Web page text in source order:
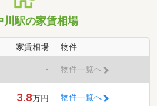
川駅の家賃相場
家賃相場 物件
- 物件一覧へ
3.8万円 物件一覧へ